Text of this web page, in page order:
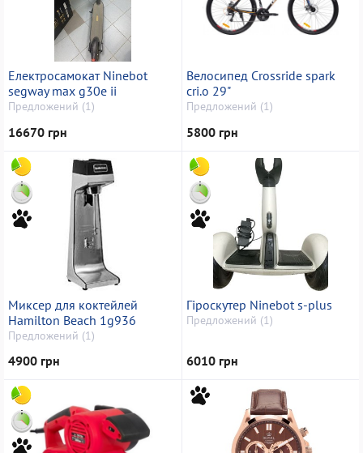
Електросамокат Ninebot
segway max g30e ii
Предложений (1)
16670 грн
Велосипед Crossride spark
cri.o 29"
Предложений (1)
5800 грн
Миксер для коктейлей
Hamilton Beach 1g936
Предложений (1)
4900 грн
Гіроскутер Ninebot s-plus
Предложений (1)
6010 грн